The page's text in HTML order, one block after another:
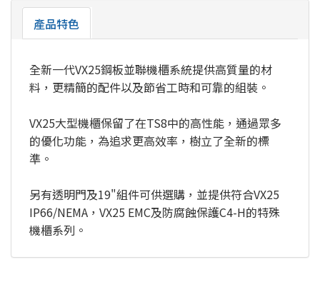
產品特色
全新一代VX25鋼板並聯機櫃系統提供高質量的材
料，更精簡的配件以及節省工時和可靠的組裝。
VX25大型機櫃保留了在TS8中的高性能，通過眾多
的優化功能，為追求更高效率，樹立了全新的標
準。
另有透明門及19"組件可供選購，並提供符合VX25
IP66/NEMA，VX25 EMC及防腐蝕保護C4-H的特殊
機櫃系列。